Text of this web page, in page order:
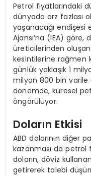
Petrol fiyatlarındaki
dünyada arz fazlası
yaşanacağı endişesi
Ajansı’na (IEA)
üreticilerinden oluşan
kesintilerine rağmen
günlük yaklaşık 1
milyon 800 bin varile
dönemde, küresel
öngörülüyor.
Doların Etkisi
ABD dolarının diğer
kazanması da petrol
doların, döviz
getirerek talebi